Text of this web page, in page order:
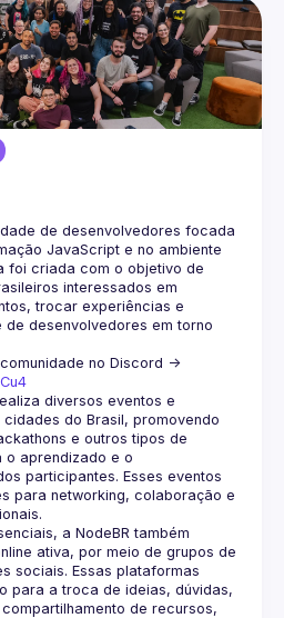
de desenvolvedores focada
JavaScript e no ambiente
foi criada com o objetivo de
interessados em
trocar experiências e
desenvolvedores em torno
no Discord ->
diversos eventos e
do Brasil, promovendo
e outros tipos de
o aprendizado e o
participantes. Esses eventos
para networking, colaboração e
a NodeBR também
ativa, por meio de grupos de
sociais. Essas plataformas
para a troca de ideias, dúvidas,
de recursos,